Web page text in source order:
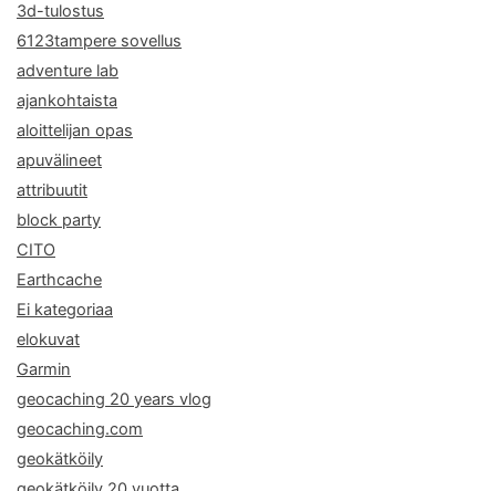
3d-tulostus
6123tampere sovellus
adventure lab
ajankohtaista
aloittelijan opas
apuvälineet
attribuutit
block party
CITO
Earthcache
Ei kategoriaa
elokuvat
Garmin
geocaching 20 years vlog
geocaching.com
geokätköily